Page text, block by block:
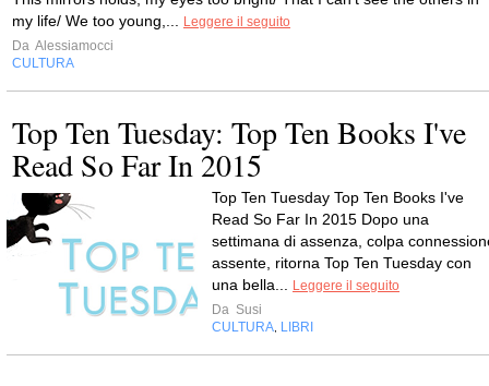
my life/ We too young,...
Leggere il seguito
Da Alessiamocci
CULTURA
Top Ten Tuesday: Top Ten Books I've
Read So Far In 2015
Top Ten Tuesday Top Ten Books I've
Read So Far In 2015 Dopo una
settimana di assenza, colpa
assente, ritorna Top Ten Tuesday con
una bella...
Leggere il seguito
Da Susi
CULTURA LIBRI